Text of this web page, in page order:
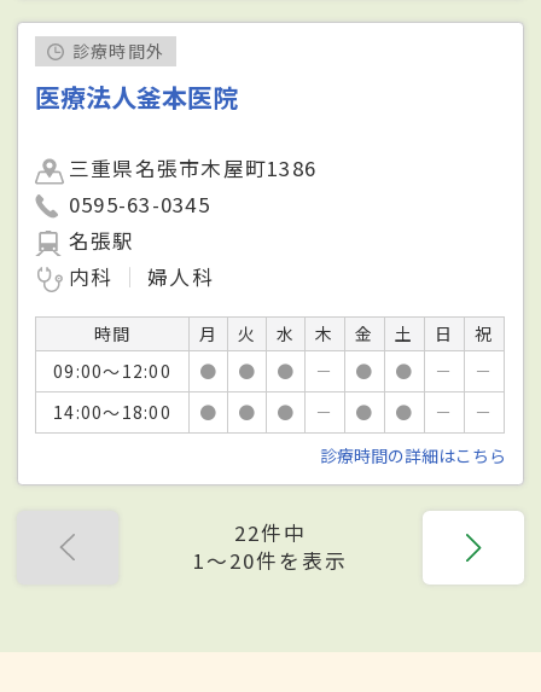
診療時間外
医療法人釜本医院
三重県名張市木屋町1386
0595-63-0345
名張駅
内科
婦人科
時間 月 火 水 木 金 土 日
祝
09:00～12:00
● ● ● － ● ● －
－
14:00～18:00
● ● ● － ● ● －
－
診療時間の詳細はこちら
22件中
1〜20件を表示